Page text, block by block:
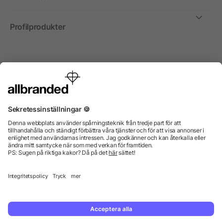
Profilprodukter
Internationellt
enbart till företag, institutioner, föreningar och
© 2026 allbranded GmbH.